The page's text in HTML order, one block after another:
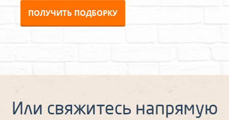
ПОЛУЧИТЬ ПОДБОРКУ
Или свяжитесь напрямую